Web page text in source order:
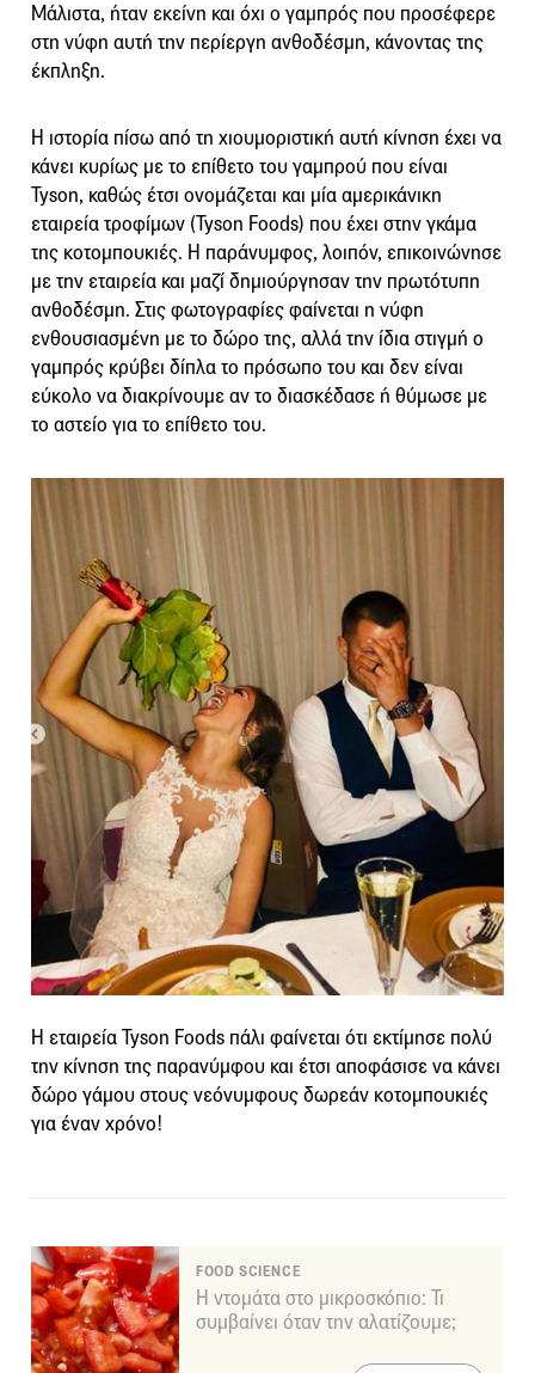
Μάλιστα, ήταν εκείνη και όχι ο γαμπρός που προσέφερε
στη νύφη αυτή την περίεργη ανθοδέσμη, κάνοντας της
έκπληξη.
Η ιστορία πίσω από τη χιουμοριστική αυτή κίνηση έχει να
κάνει κυρίως με το επίθετο του γαμπρού που είναι
Tyson, καθώς έτσι ονομάζεται και μία αμερικάνικη
εταιρεία τροφίμων (Tyson Foods) που έχει στην γκάμα
της κοτομπουκιές. Η παράνυμφος, λοιπόν, επικοινώνησε
με την εταιρεία και μαζί δημιούργησαν την πρωτότυπη
ανθοδέσμη. Στις φωτογραφίες φαίνεται η νύφη
ενθουσιασμένη με το δώρο της, αλλά την ίδια στιγμή ο
γαμπρός κρύβει δίπλα το πρόσωπο του και δεν είναι
εύκολο να διακρίνουμε αν το διασκέδασε ή θύμωσε με
το αστείο για το επίθετο του.
Η εταιρεία Tyson Foods πάλι φαίνεται ότι εκτίμησε πολύ
την κίνηση της παρανύμφου και έτσι αποφάσισε να κάνει
δώρο γάμου στους νεόνυμφους δωρεάν κοτομπουκιές
για έναν χρόνο!
FOOD SCIENCE
Η ντομάτα στο μικροσκόπιο: Τι
συμβαίνει όταν την αλατίζουμε;